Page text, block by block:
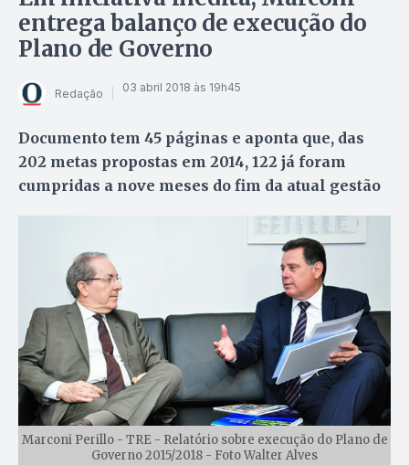
entrega balanço de execução do
Plano de Governo
Redação 03 abril 2018 às 19h45
Documento tem 45 páginas e aponta que, das
202 metas propostas em 2014, 122 já foram
cumpridas a nove meses do fim da atual gestão
Marconi Perillo - TRE - Relatório sobre execução do Plano de
Governo 2015/2018 - Foto Walter Alves